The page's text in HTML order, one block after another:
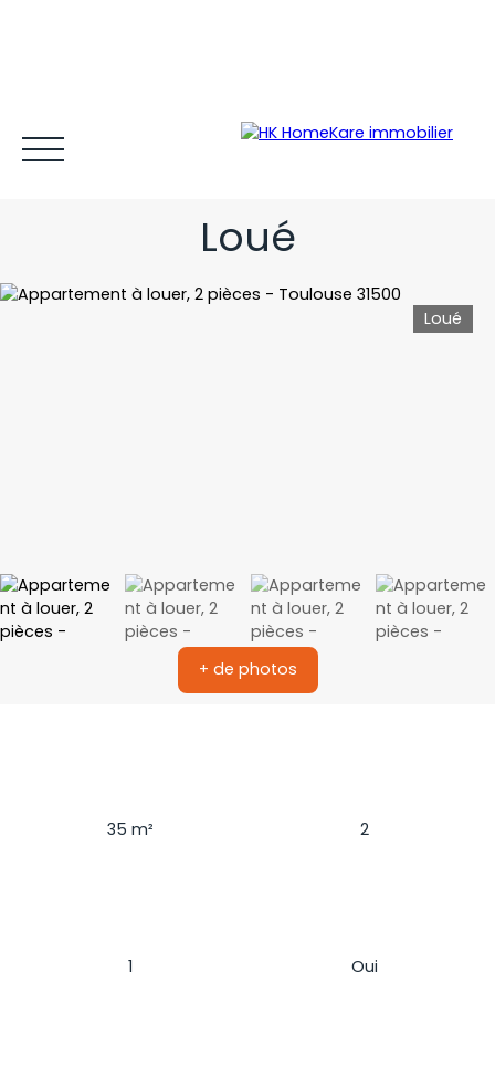
Gestion locative
T2 meublé en dernier étage
Loué
Loué
+ de photos
35m²
2
1
Oui